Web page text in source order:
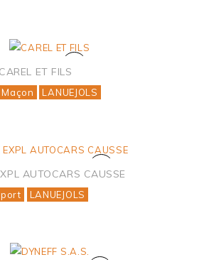
CAREL ET FILS
Maçon LANUEJOLS
AUTOCARS CAUSSE
LANUEJOLS